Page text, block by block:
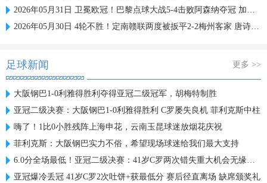
2026年05月31日 卫冕欧冠！巴黎点球大战5-4击败阿森纳夺冠 加布里埃尔、埃泽失点
2026年05月30日 4轮不胜！定南赣联两度被扳平2-2梅州客家 唐诗世界波冯刚破门
足球新闻 更多 >>
大阪钢巴1-0利雅得胜利夺得亚冠二级冠军，胡梅特制胜
亚冠二级决赛：大阪钢巴1-0利雅得胜利 C罗屡失良机 菲利克斯中柱
嗨了！1比0小胜残阵上海申花，云南玉昆球迷放烟花庆祝
菲利克斯：大阪钢巴实力不俗，希望现场球迷给我们最大支持
6.0分全场最低！亚冠二级决赛：41岁C罗两次错失重大机会无缘首冠
亚冠爆冷丢冠 41岁C罗2次吐饼+获最低分 赛后径直离场 缺席颁奖礼